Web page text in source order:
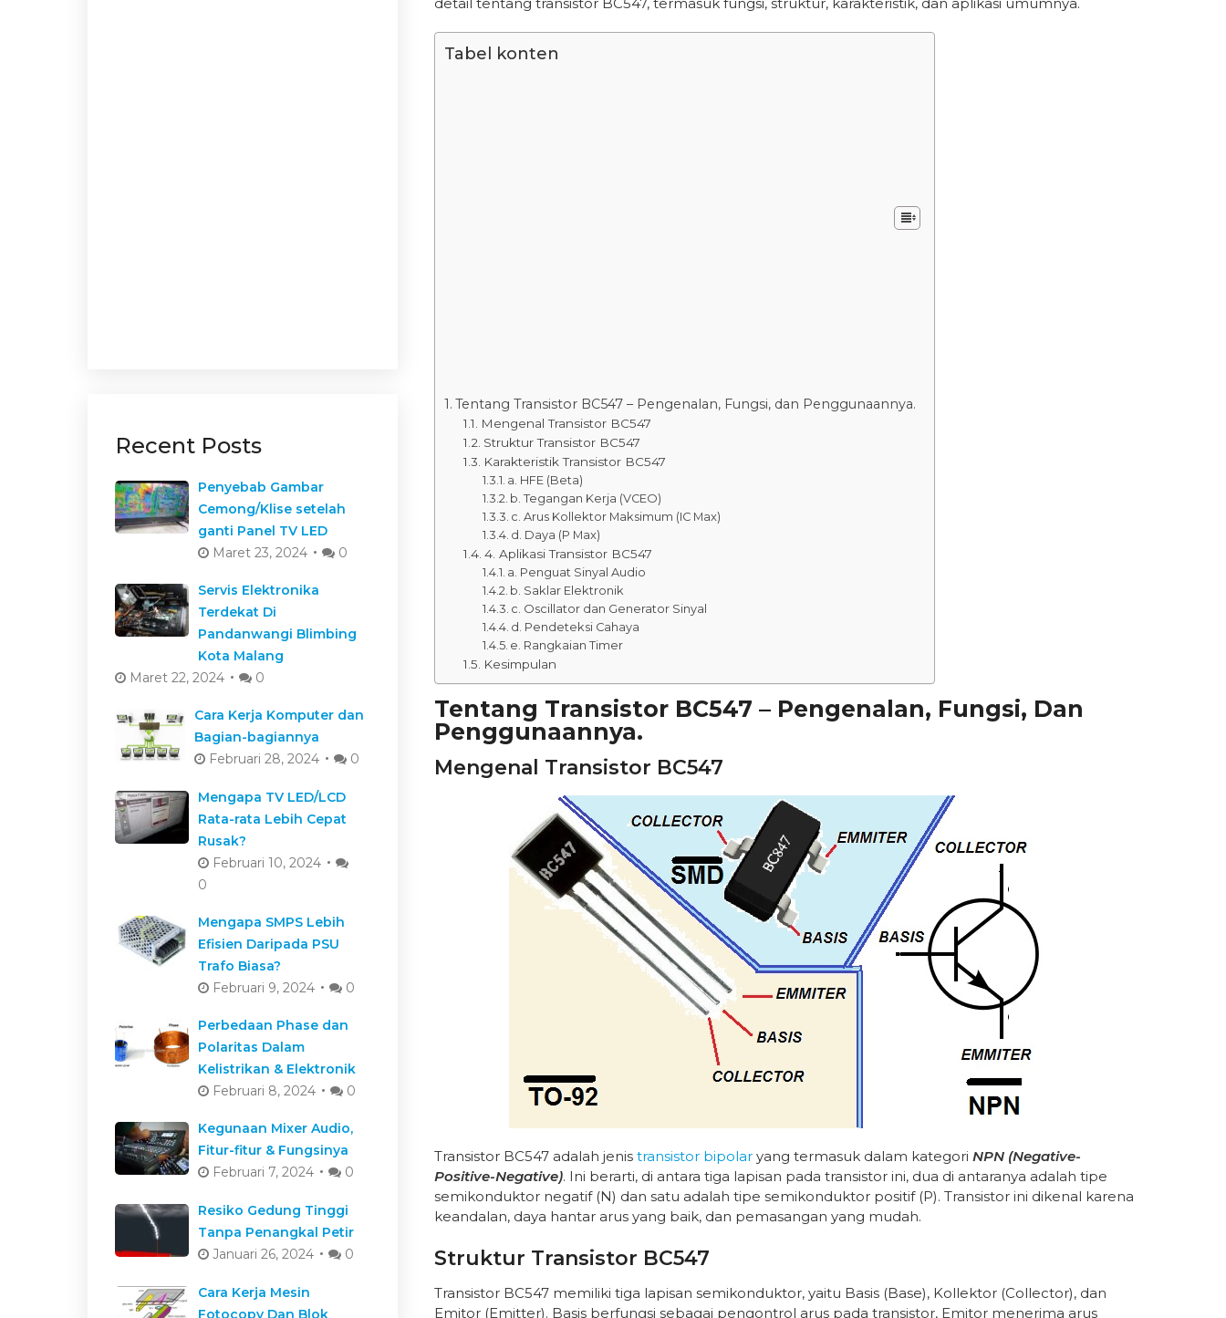
Tabel konten
Tentang Transistor BC547 – Pengenalan, Fungsi, dan Penggunaannya.
Mengenal Transistor BC547
Struktur Transistor BC547
Karakteristik Transistor BC547
a. HFE (Beta)
b. Tegangan Kerja (VCEO)
c. Arus Kollektor Maksimum (IC Max)
d. Daya (P Max)
4. Aplikasi Transistor BC547
a. Penguat Sinyal Audio
b. Saklar Elektronik
c. Oscillator dan Generator Sinyal
d. Pendeteksi Cahaya
e. Rangkaian Timer
Kesimpulan
Tentang Transistor BC547 – Pengenalan, Fungsi, Dan
Penggunaannya.
Mengenal Transistor BC547
Transistor BC547 adalah jenis transistor bipolar yang termasuk dalam kategori NPN (Negative-
Positive-Negative). Ini berarti, di antara tiga lapisan pada transistor ini, dua di antaranya adalah tipe
semikonduktor negatif (N) dan satu adalah tipe semikonduktor positif (P). Transistor ini dikenal karena
keandalan, daya hantar arus yang baik, dan pemasangan yang mudah.
Struktur Transistor BC547
Transistor BC547 memiliki tiga lapisan semikonduktor, yaitu Basis (Base), Kollektor (Collector), dan
Emitor (Emitter). Basis berfungsi sebagai pengontrol arus pada transistor, Emitor menerima arus
Recent Posts
Penyebab Gambar
Cemong/Klise setelah
ganti Panel TV LED
Maret 23, 2024
0
Servis Elektronika
Terdekat Di
Pandanwangi Blimbing
Kota Malang
Maret 22, 2024
0
Cara Kerja Komputer dan
Bagian-bagiannya
Februari 28, 2024
0
Mengapa TV LED/LCD
Rata-rata Lebih Cepat
Rusak?
Februari 10, 2024
0
Mengapa SMPS Lebih
Efisien Daripada PSU
Trafo Biasa?
Februari 9, 2024
0
Perbedaan Phase dan
Polaritas Dalam
Kelistrikan & Elektronik
Februari 8, 2024
0
Kegunaan Mixer Audio,
Fitur-fitur & Fungsinya
Februari 7, 2024
0
Resiko Gedung Tinggi
Tanpa Penangkal Petir
Januari 26, 2024
0
Cara Kerja Mesin
Fotocopy Dan Blok